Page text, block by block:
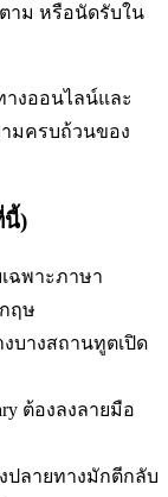
าม หรือนัดรับใน
างออนไลน์และ
มครบถ้วนของ
นี้)
ฉพาะภาษา
ฤษ
บางสถานทูตเปิด
ต้องลงลายมือ
ปลายทางมักตีกลับ